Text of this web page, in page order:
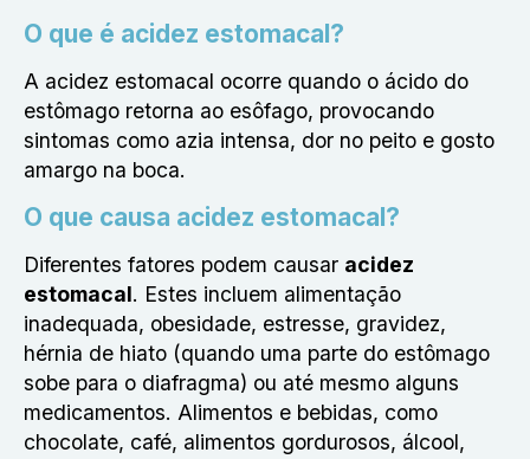
O que é acidez estomacal?
A acidez estomacal ocorre quando o ácido do
estômago retorna ao esôfago, provocando
sintomas como azia intensa, dor no peito e gosto
amargo na boca.
O que causa acidez estomacal?
Diferentes fatores podem causar acidez
estomacal. Estes incluem alimentação
inadequada, obesidade, estresse, gravidez,
hérnia de hiato (quando uma parte do estômago
sobe para o diafragma) ou até mesmo alguns
medicamentos. Alimentos e bebidas, como
chocolate, café, alimentos gordurosos, álcool,